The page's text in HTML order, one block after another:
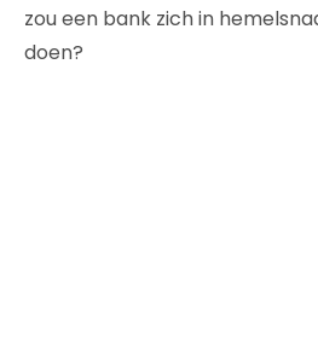
zou een bank zich in
doen?